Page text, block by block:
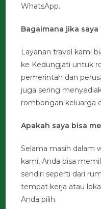
WhatsApp.
Bagaimana jika
Layanan travel kami
ke Kedungjati untuk
pemerintah dan
juga sering
rombongan keluarga
Apakah saya bisa
Selama masih dalam
kami, Anda bisa
sendiri seperti dari
tempat kerja atau
Anda pilih.